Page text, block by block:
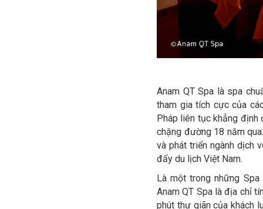
Anam QT Spa là spa
tham gia tích cực của
Pháp liên tục khẳng
chặng đường 18 năm
và phát triển ngành dịch
đẩy du lịch Việt Nam.
Là một trong những
Anam QT Spa là địa chỉ
phút thư giãn của khách